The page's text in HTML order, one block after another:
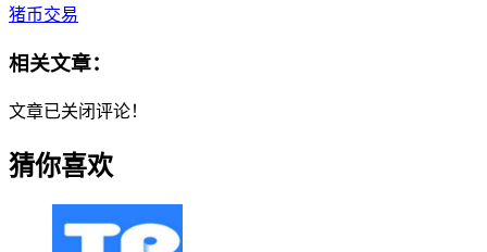
猪币交易
相关文章：
文章已关闭评论！
猜你喜欢